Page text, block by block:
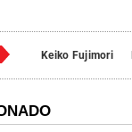
Keiko Fujimori